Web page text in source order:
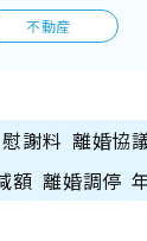
不動産
慰謝料 離婚協
額 離婚調停